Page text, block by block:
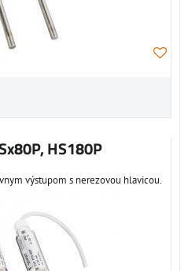
HS180P
výstupom s nerezovou hlavicou.